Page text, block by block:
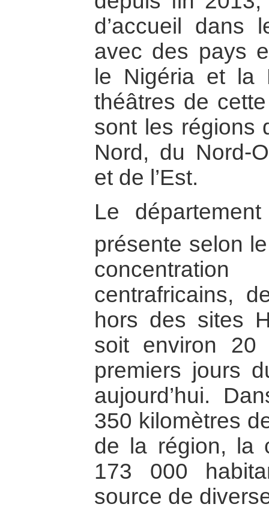
d’accueil dans
avec des pays
le Nigéria et la
théâtres de
sont les régions
Nord, du Nord-
et de l’Est.
Le
présente selon
centrafricains,
hors des sites
soit environ
premiers jours
aujourd’hui.
350 kilomètres
de la région, la
173 000
source de